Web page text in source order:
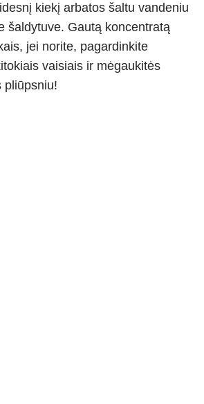
kiekį arbatos šaltu vandeniu
šaldytuve. Gautą koncentratą
jei norite, pagardinkite
vaisiais ir mėgaukitės
pliūpsniu!